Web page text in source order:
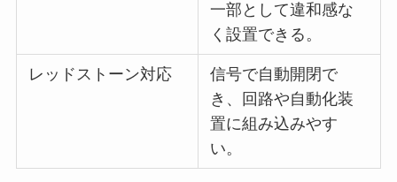
一部として違和感な
く設置できる。
レッドストーン対応
信号で自動開閉で
き、回路や自動化装
置に組み込みやす
い。